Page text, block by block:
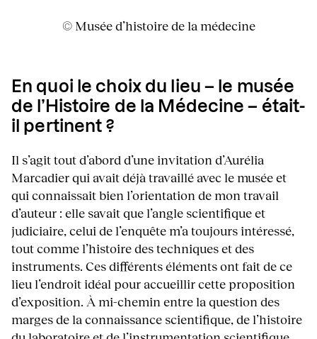
© Musée d’histoire de la médecine
En quoi le choix du lieu – le musée
de l’Histoire de la Médecine – était-
il pertinent ?
Il s’agit tout d’abord d’une invitation d’Aurélia
Marcadier qui avait déjà travaillé avec le musée et
qui connaissait bien l’orientation de mon travail
d’auteur : elle savait que l’angle scientifique et
judiciaire, celui de l’enquête m’a toujours intéressé,
tout comme l’histoire des techniques et des
instruments. Ces différents éléments ont fait de ce
lieu l’endroit idéal pour accueillir cette proposition
d’exposition. À mi-chemin entre la question des
marges de la connaissance scientifique, de l’histoire